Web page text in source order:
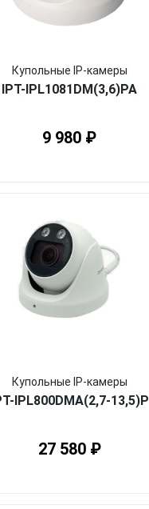
Купольные IP-камеры
IPT-IPL1081DM(3,6)PA
9 980 ₽
Купольные IP-камеры
IPL800DMA(2,7-13,5)P
27 580 ₽